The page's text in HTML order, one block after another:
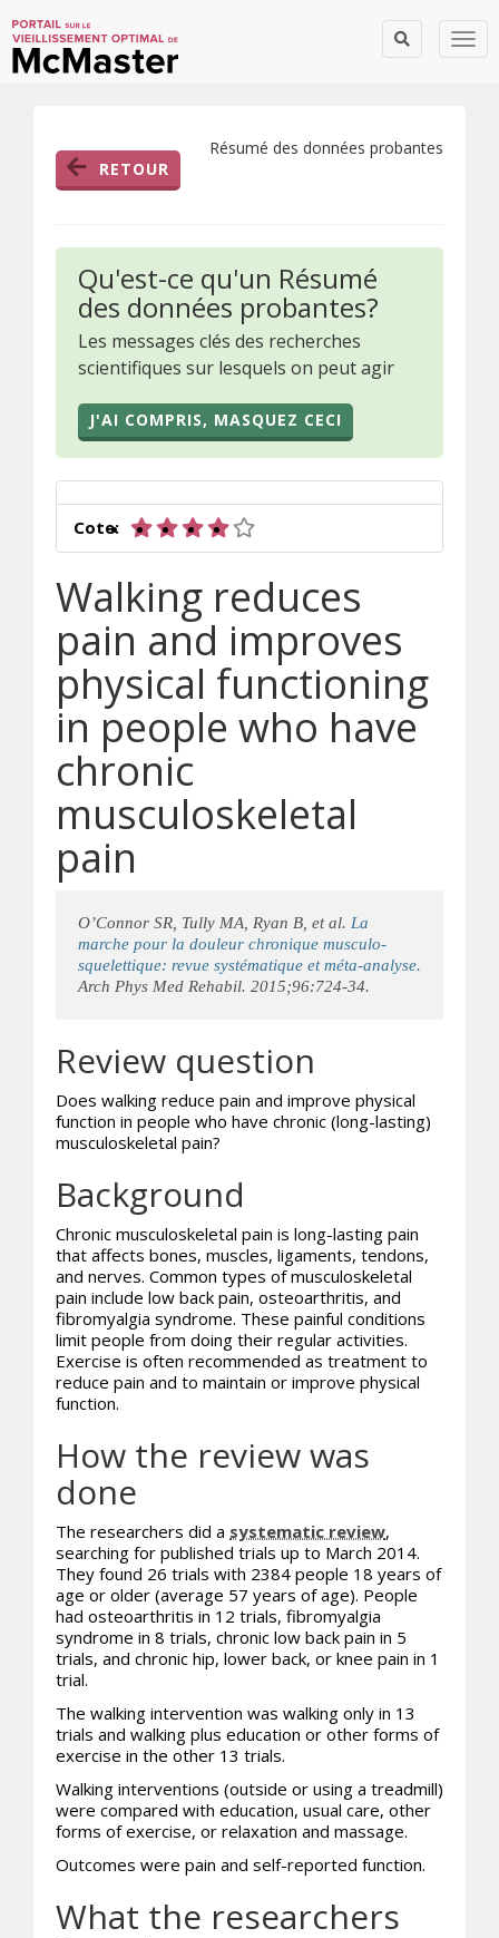
RETOUR
Résumé des données probantes
Qu'est-ce qu'un Résumé
des données probantes?
Les messages clés des recherches
scientifiques sur lesquels on peut agir
J'AI COMPRIS, MASQUEZ CECI
Cote:
Walking reduces
pain and improves
physical functioning
in people who have
chronic
musculoskeletal
pain
O’Connor SR, Tully MA, Ryan B, et al. La
marche pour la douleur chronique musculo-
squelettique: revue systématique et méta-analyse.
Arch Phys Med Rehabil. 2015;96:724-34.
Review question
Does walking reduce pain and improve physical
function in people who have chronic (long-lasting)
musculoskeletal pain?
Background
Chronic musculoskeletal pain is long-lasting pain
that affects bones, muscles, ligaments, tendons,
and nerves. Common types of musculoskeletal
pain include low back pain, osteoarthritis, and
fibromyalgia syndrome. These painful conditions
limit people from doing their regular activities.
Exercise is often recommended as treatment to
reduce pain and to maintain or improve physical
function.
How the review was
done
The researchers did a systematic review,
searching for published trials up to March 2014.
They found 26 trials with 2384 people 18 years of
age or older (average 57 years of age). People
had osteoarthritis in 12 trials, fibromyalgia
syndrome in 8 trials, chronic low back pain in 5
trials, and chronic hip, lower back, or knee pain in 1
trial.
The walking intervention was walking only in 13
trials and walking plus education or other forms of
exercise in the other 13 trials.
Walking interventions (outside or using a treadmill)
were compared with education, usual care, other
forms of exercise, or relaxation and massage.
Outcomes were pain and self-reported function.
What the researchers